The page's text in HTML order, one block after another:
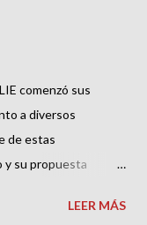
comenzó sus
a diversos
de estas
y su propuesta
escrito por su
LEER MÁS